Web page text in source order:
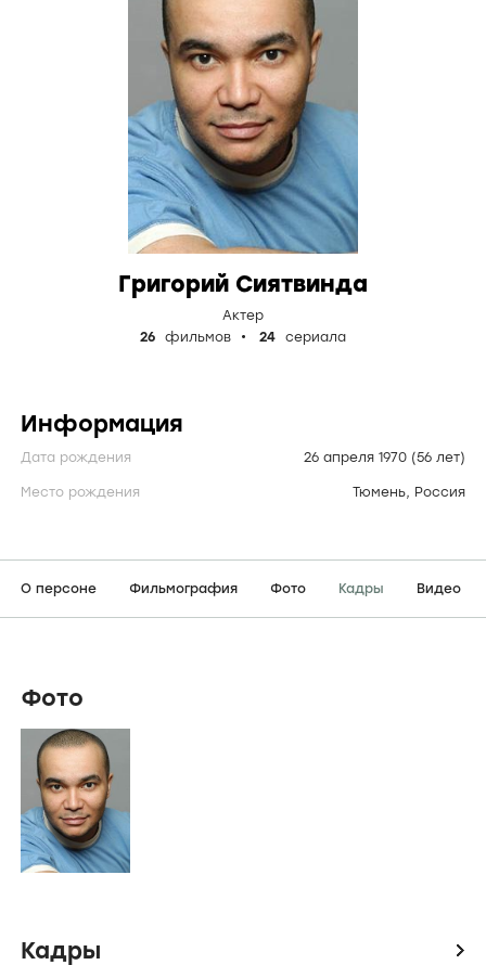
Григорий Сиятвинда
Актер
26
фильмов 24 сериала
Информация
Дата рождения 26 апреля 1970 (56 лет)
Место рождения Тюмень, Россия
О персоне Фильмография Фото Кадры Видео
Фото
Кадры icon